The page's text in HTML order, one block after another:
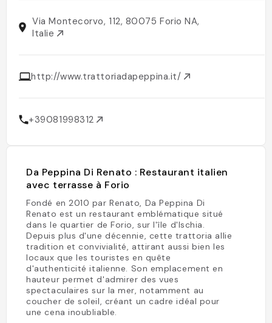
Via Montecorvo, 112, 80075 Forio NA,
Italie
http://www.trattoriadapeppina.it/
+39081998312
Da Peppina Di Renato : Restaurant italien
avec terrasse à Forio
Fondé en 2010 par Renato, Da Peppina Di
Renato est un restaurant emblématique situé
dans le quartier de Forio, sur l'île d'Ischia.
Depuis plus d'une décennie, cette trattoria allie
tradition et convivialité, attirant aussi bien les
locaux que les touristes en quête
d'authenticité italienne. Son emplacement en
hauteur permet d'admirer des vues
spectaculaires sur la mer, notamment au
coucher de soleil, créant un cadre idéal pour
une cena inoubliable.